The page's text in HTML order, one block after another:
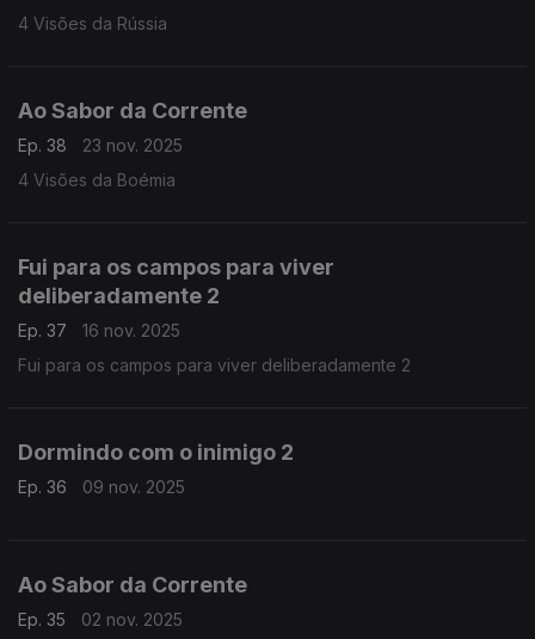
4 Visões da Rússia
Ao Sabor da Corrente
Ep. 38
23 nov. 2025
4 Visões da Boémia
Fui para os campos para viver
deliberadamente 2
Ep. 37
16 nov. 2025
Fui para os campos para viver deliberadamente 2
Dormindo com o inimigo 2
Ep. 36 09 nov. 2025
Ao Sabor da Corrente
Ep. 35
02 nov. 2025